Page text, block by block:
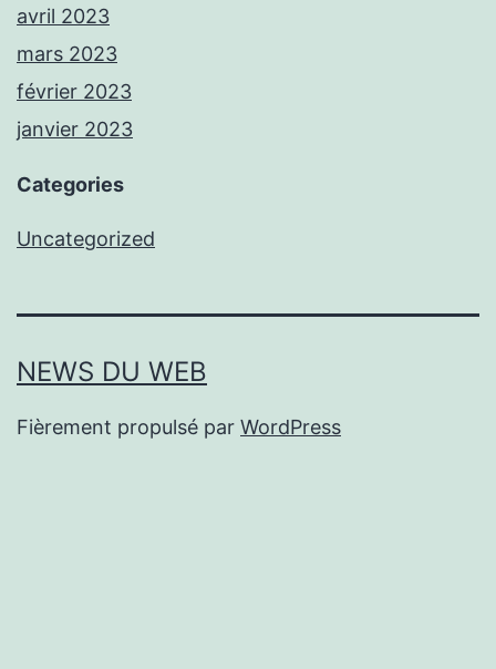
avril 2023
mars 2023
février 2023
janvier 2023
Categories
Uncategorized
NEWS DU WEB
Fièrement propulsé par WordPress